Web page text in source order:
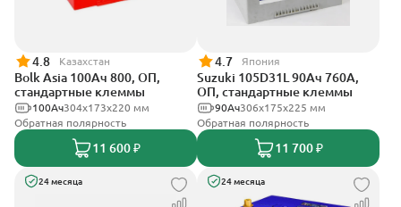
4.8 Казахстан
Bolk Asia 100Ач 800, ОП,
стандартные клеммы
304х173х220 мм
100Ач
Обратная полярность
11 600 ₽
4.7 Япония
Suzuki 105D31L 90Ач 760А,
ОП, стандартные клеммы
306х175х225 мм
90Ач
Обратная полярность
11 700 ₽
24 месяца 24 месяца